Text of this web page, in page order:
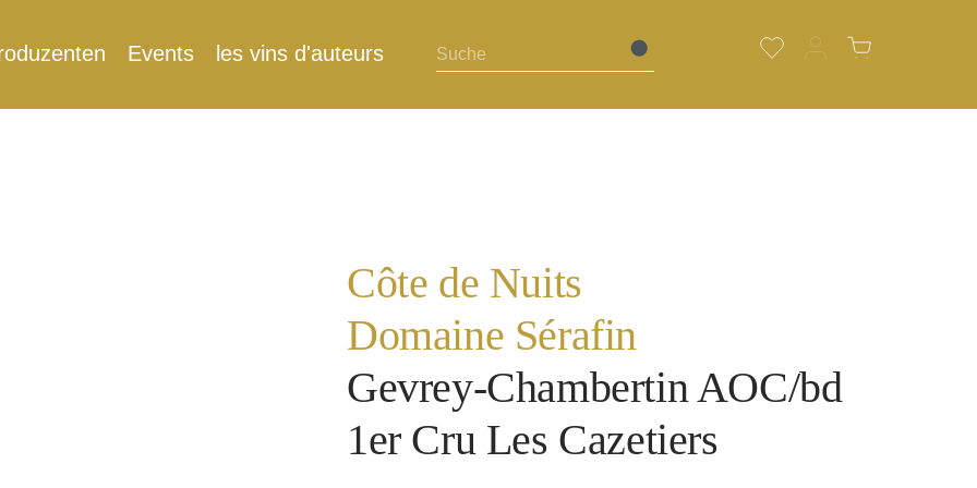
Events les vins d'auteurs
Côte de Nuits
Domaine Sérafin
Gevrey-Chambertin AOC/bd
1er Cru Les Cazetiers